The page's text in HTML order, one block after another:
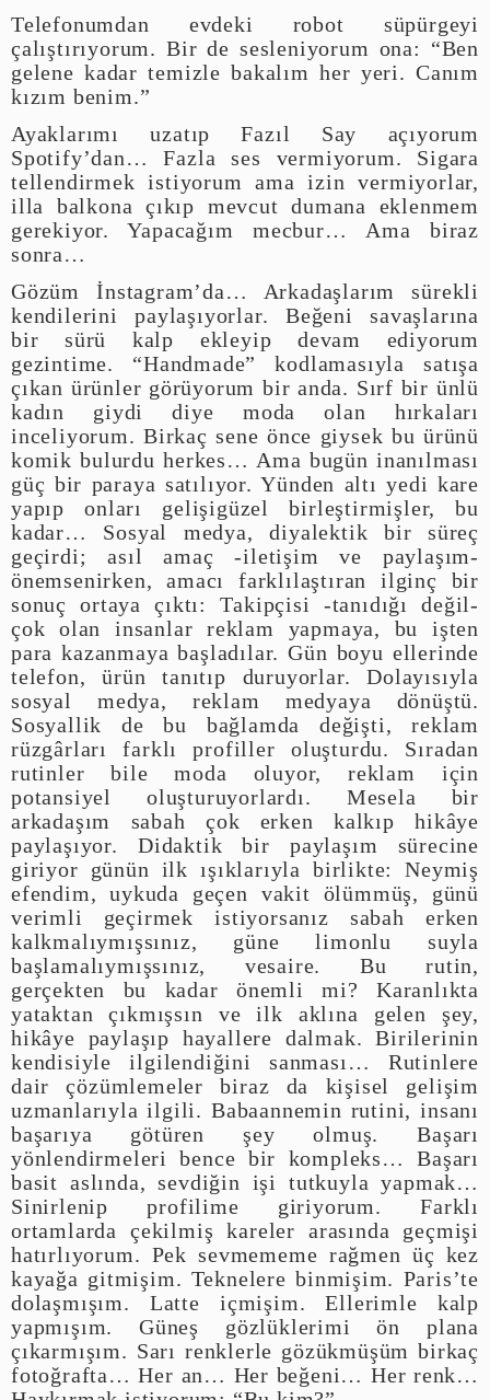
Telefonumdan evdeki robot süpürgeyi
çalıştırıyorum. Bir de sesleniyorum ona: “Ben
gelene kadar temizle bakalım her yeri. Canım
kızım benim.”
Ayaklarımı uzatıp Fazıl Say açıyorum
Spotify’dan… Fazla ses vermiyorum. Sigara
tellendirmek istiyorum ama izin vermiyorlar,
illa balkona çıkıp mevcut dumana eklenmem
gerekiyor. Yapacağım mecbur… Ama biraz
sonra…
Gözüm İnstagram’da… Arkadaşlarım sürekli
kendilerini paylaşıyorlar. Beğeni savaşlarına
bir sürü kalp ekleyip devam ediyorum
gezintime. “Handmade” kodlamasıyla satışa
çıkan ürünler görüyorum bir anda. Sırf bir ünlü
kadın giydi diye moda olan hırkaları
inceliyorum. Birkaç sene önce giysek bu ürünü
komik bulurdu herkes… Ama bugün inanılması
güç bir paraya satılıyor. Yünden altı yedi kare
yapıp onları gelişigüzel birleştirmişler, bu
kadar… Sosyal medya, diyalektik bir süreç
geçirdi; asıl amaç -iletişim ve paylaşım-
önemsenirken, amacı farklılaştıran ilginç bir
sonuç ortaya çıktı: Takipçisi -tanıdığı değil-
çok olan insanlar reklam yapmaya, bu işten
para kazanmaya başladılar. Gün boyu ellerinde
telefon, ürün tanıtıp duruyorlar. Dolayısıyla
sosyal medya, reklam medyaya dönüştü.
Sosyallik de bu bağlamda değişti, reklam
rüzgârları farklı profiller oluşturdu. Sıradan
rutinler bile moda oluyor, reklam için
potansiyel oluşturuyorlardı. Mesela bir
arkadaşım sabah çok erken kalkıp hikâye
paylaşıyor. Didaktik bir paylaşım sürecine
giriyor günün ilk ışıklarıyla birlikte: Neymiş
efendim, uykuda geçen vakit ölümmüş, günü
verimli geçirmek istiyorsanız sabah erken
kalkmalıymışsınız, güne limonlu suyla
başlamalıymışsınız, vesaire. Bu rutin,
gerçekten bu kadar önemli mi? Karanlıkta
yataktan çıkmışsın ve ilk aklına gelen şey,
hikâye paylaşıp hayallere dalmak. Birilerinin
kendisiyle ilgilendiğini sanması… Rutinlere
dair çözümlemeler biraz da kişisel gelişim
uzmanlarıyla ilgili. Babaannemin rutini, insanı
başarıya götüren şey olmuş. Başarı
yönlendirmeleri bence bir kompleks… Başarı
basit aslında, sevdiğin işi tutkuyla yapmak…
Sinirlenip profilime giriyorum. Farklı
ortamlarda çekilmiş kareler arasında geçmişi
hatırlıyorum. Pek sevmememe rağmen üç kez
kayağa gitmişim. Teknelere binmişim. Paris’te
dolaşmışım. Latte içmişim. Ellerimle kalp
yapmışım. Güneş gözlüklerimi ön plana
çıkarmışım. Sarı renklerle gözükmüşüm birkaç
fotoğrafta… Her an… Her beğeni… Her renk…